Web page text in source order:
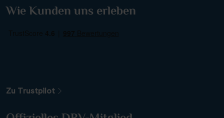
Alle Gewässer
Wie Kunden uns erleben
Zu Trustpilot